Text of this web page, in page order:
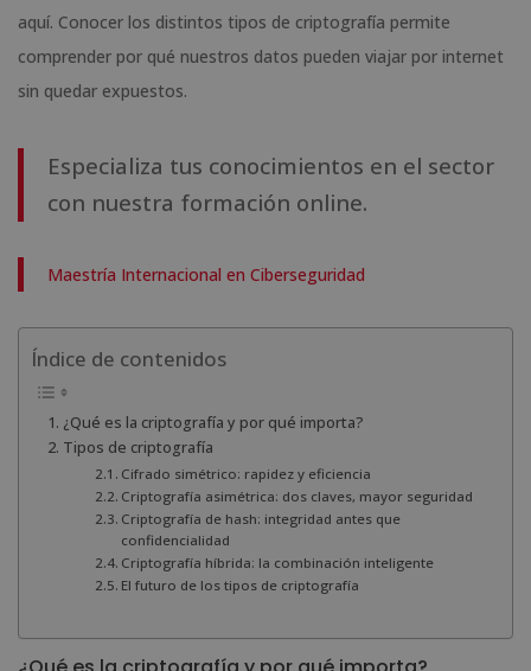
aquí. Conocer los distintos tipos de criptografía permite
comprender por qué nuestros datos pueden viajar por internet
sin quedar expuestos.
Especializa tus conocimientos en el sector
con nuestra formación online.
Maestría Internacional en Ciberseguridad
Índice de contenidos
¿Qué es la criptografía y por qué importa?
Tipos de criptografía
Cifrado simétrico: rapidez y eficiencia
Criptografía asimétrica: dos claves, mayor seguridad
Criptografía de hash: integridad antes que
confidencialidad
Criptografía híbrida: la combinación inteligente
El futuro de los tipos de criptografía